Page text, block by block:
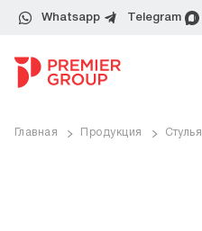
Whatsapp Telegram
Главная Продукция Стулья